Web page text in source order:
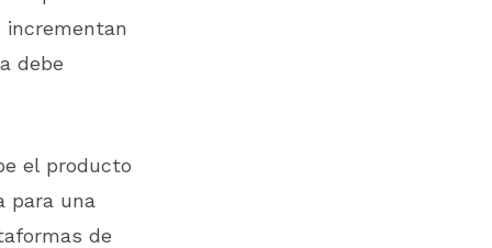
debe
el producto
para una
de